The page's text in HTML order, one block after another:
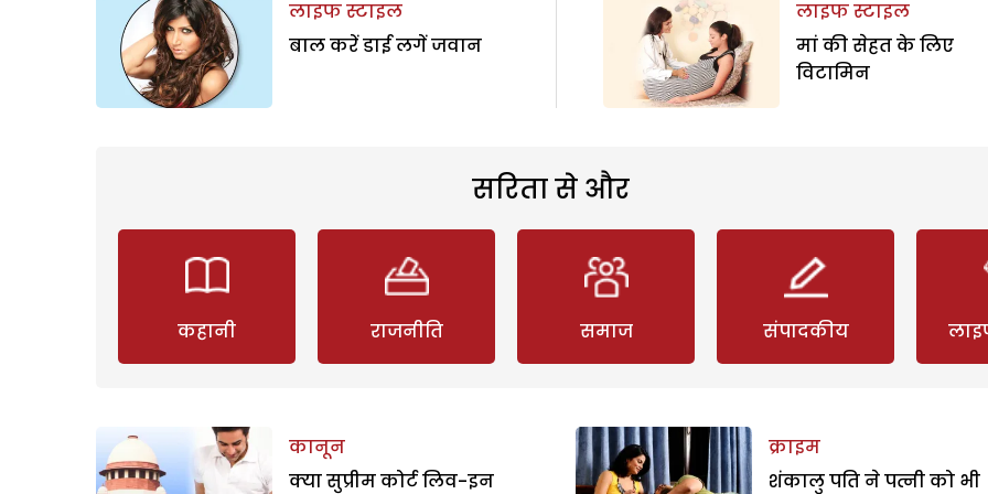
लाइफ स्टाइल
बाल करें डाई लगें जवान
लाइफ स्टाइल
मां की सेहत के लिए
विटामिन
सरिता से और
कहानी राजनीति समाज संपादकीय
कानून
क्या सुप्रीम कोर्ट लिव-इन
क्राइम
शंकालु पति ने पत्नी को भी